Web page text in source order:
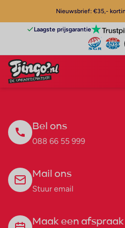
Nieuwsbrief: €35,-
Laagste prijsgarantie
Bel ons
088 66 55 999
Mail ons
Stuur email
Maak een afspraak